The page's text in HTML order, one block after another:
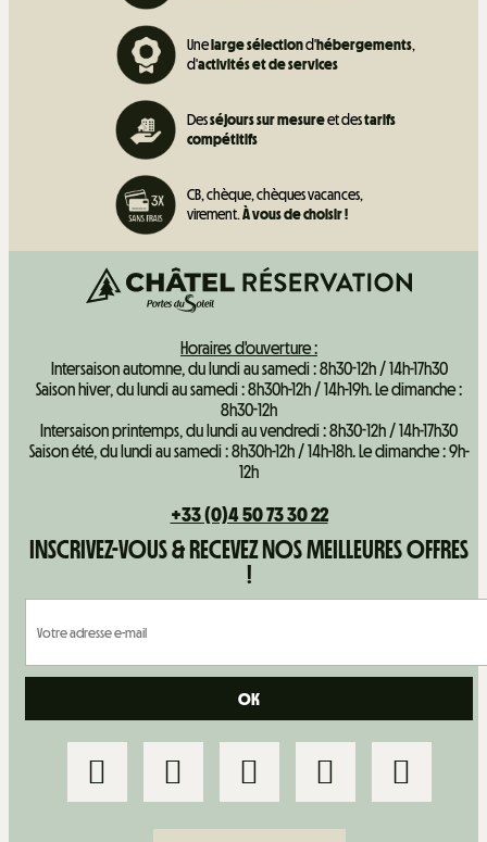
Unelarge sélectiond'hébergements,
d'activités et deservices
Desséjours sur mesureet destarifs
compétitifs
CB, chèque, chèques vacances,
virement.À vous de choisir !
Horaires d'ouverture :
Intersaison automne, du lundi au samedi : 8h30-12h / 14h-17h30
Saison hiver, du lundi au samedi : 8h30h-12h / 14h-19h. Le dimanche :
8h30-12h
Intersaison printemps, du lundi au vendredi : 8h30-12h / 14h-17h30
Saison été, du lundi au samedi : 8h30h-12h / 14h-18h. Le dimanche : 9h-
12h
+33 (0)4 50 73 30 22
INSCRIVEZ-VOUS & RECEVEZ NOS MEILLEURES OFFRES
!